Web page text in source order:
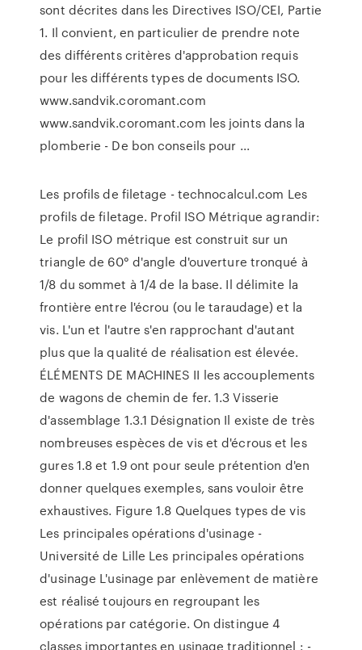
sont décrites dans les Directives ISO/CEI, Partie
1. Il convient, en particulier de prendre note
des différents critères d'approbation requis
pour les différents types de documents ISO.
www.sandvik.coromant.com
www.sandvik.coromant.com les joints dans la
plomberie - De bon conseils pour ...
Les profils de filetage - technocalcul.com Les
profils de filetage. Profil ISO Métrique agrandir:
Le profil ISO métrique est construit sur un
triangle de 60° d'angle d'ouverture tronqué à
1/8 du sommet à 1/4 de la base. Il délimite la
frontière entre l'écrou (ou le taraudage) et la
vis. L'un et l'autre s'en rapprochant d'autant
plus que la qualité de réalisation est élevée.
ÉLÉMENTS DE MACHINES II les accouplements
de wagons de chemin de fer. 1.3 Visserie
d'assemblage 1.3.1 Désignation Il existe de très
nombreuses espèces de vis et d'écrous et les
gures 1.8 et 1.9 ont pour seule prétention d'en
donner quelques exemples, sans vouloir être
exhaustives. Figure 1.8 Quelques types de vis
Les principales opérations d'usinage -
Université de Lille Les principales opérations
d'usinage L'usinage par enlèvement de matière
est réalisé toujours en regroupant les
opérations par catégorie. On distingue 4
classes importantes en usinage traditionnel : -